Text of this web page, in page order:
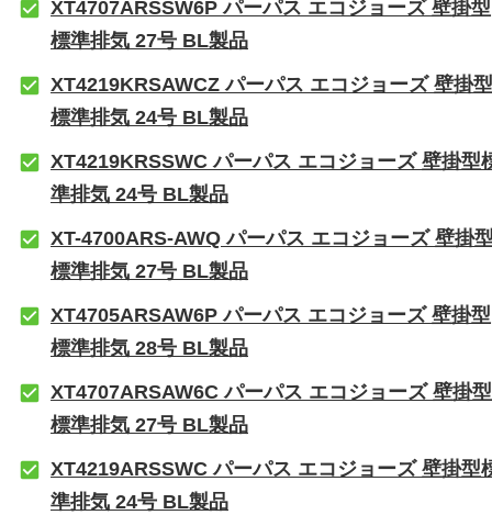
XT4707ARSSW6P パーパス エコジョーズ 壁掛型
標準排気 27号 BL製品
XT4219KRSAWCZ パーパス エコジョーズ 壁掛型
標準排気 24号 BL製品
XT4219KRSSWC パーパス エコジョーズ 壁掛型
準排気 24号 BL製品
XT-4700ARS-AWQ パーパス エコジョーズ 壁掛
標準排気 27号 BL製品
XT4705ARSAW6P パーパス エコジョーズ 壁掛型
標準排気 28号 BL製品
XT4707ARSAW6C パーパス エコジョーズ 壁掛型
標準排気 27号 BL製品
XT4219ARSSWC パーパス エコジョーズ 壁掛型
準排気 24号 BL製品